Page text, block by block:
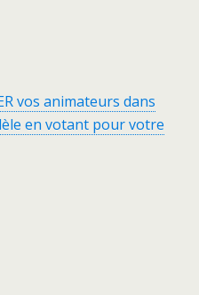
vos animateurs dans
en votant pour votre